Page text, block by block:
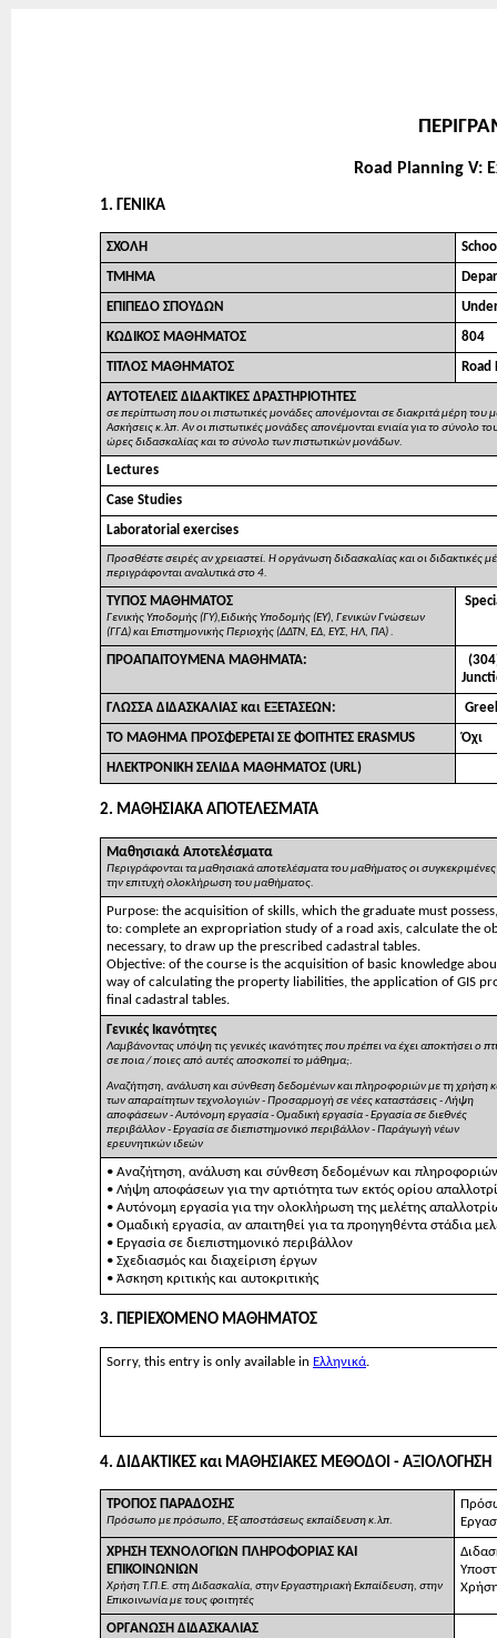
Road Planning V:
1. ΓΕΝΙΚΑ
ΣΧΟΛΗ
ΤΜΗΜΑ
ΕΠΙΠΕΔΟ ΣΠΟΥΔΩΝ
ΚΩΔΙΚΟΣ ΜΑΘΗΜΑΤΟΣ 804
ΤΙΤΛΟΣ ΜΑΘΗΜΑΤΟΣ
ΑΥΤΟΤΕΛΕΙΣ ΔΙΔΑΚΤΙΚΕΣ ΔΡΑΣΤΗΡΙΟΤΗΤΕΣ
σε περίπτωση που οι πιστωτικές μονάδες απονέμονται σε διακριτά μέρη του
Ασκήσεις κ.λπ. Αν οι πιστωτικές μονάδες απονέμονται ενιαία για το σύνολο
ώρες διδασκαλίας και το σύνολο των πιστωτικών μονάδων.
Lectures
Case Studies
Laboratorial exercises
Προσθέστε σειρές αν χρειαστεί. Η οργάνωση διδασκαλίας και οι διδακτικές
περιγράφονται αναλυτικά στο 4.
ΤΥΠΟΣ ΜΑΘΗΜΑΤΟΣ
Γενικής Υποδομής (ΓΥ),Ειδικής Υποδομής (ΕΥ), Γενικών Γνώσεων
(ΓΓΔ) και Επιστημονικής Περιοχής (ΔΔΤΝ, ΕΔ, ΕΥΣ, ΗΛ, ΠΑ) .
ΠΡΟΑΠΑΙΤΟΥΜΕΝΑ ΜΑΘΗΜΑΤΑ:
ΓΛΩΣΣΑ ΔΙΔΑΣΚΑΛΙΑΣ και ΕΞΕΤΑΣΕΩΝ:
ΤΟ ΜΑΘΗΜΑ ΠΡΟΣΦΕΡΕΤΑΙ ΣΕ ΦΟΙΤΗΤΕΣ ERASMUS Όχι
ΗΛΕΚΤΡΟΝΙΚΗ ΣΕΛΙΔΑ ΜΑΘΗΜΑΤΟΣ (URL)
2. ΜΑΘΗΣΙΑΚΑ ΑΠΟΤΕΛΕΣΜΑΤΑ
Μαθησιακά Αποτελέσματα
Περιγράφονται τα μαθησιακά αποτελέσματα του μαθήματος οι
την επιτυχή ολοκλήρωση του μαθήματος.
Purpose: the acquisition of skills, which the graduate must
to: complete an expropriation study of a road axis, calculate the
necessary, to draw up the prescribed cadastral tables.
Objective: of the course is the acquisition of basic knowledge
way of calculating the property liabilities, the application of GIS
final cadastral tables.
Γενικές Ικανότητες
Λαμβάνοντας υπόψη τις γενικές ικανότητες που πρέπει να έχει αποκτήσει
σε ποια / ποιες από αυτές αποσκοπεί το μάθημα;.
Αναζήτηση, ανάλυση και σύνθεση δεδομένων και πληροφοριών με τη χρήση
των απαραίτητων τεχνολογιών - Προσαρμογή σε νέες καταστάσεις - Λήψη
αποφάσεων - Αυτόνομη εργασία - Ομαδική εργασία - Εργασία σε διεθνές
περιβάλλον - Εργασία σε διεπιστημονικό περιβάλλον - Παράγωγή νέων
ερευνητικών ιδεών
• Αναζήτηση, ανάλυση και σύνθεση δεδομένων και
• Λήψη αποφάσεων για την αρτιότητα των εκτός ορίου
• Αυτόνομη εργασία για την ολοκλήρωση της μελέτης
• Ομαδική εργασία, αν απαιτηθεί για τα προηγηθέντα στάδια
• Εργασία σε διεπιστημονικό περιβάλλον
• Σχεδιασμός και διαχείριση έργων
• Άσκηση κριτικής και αυτοκριτικής
3. ΠΕΡΙΕΧΟΜΕΝΟ ΜΑΘΗΜΑΤΟΣ
Sorry, this entry is only available in Ελληνικά.
4. ΔΙΔΑΚΤΙΚΕΣ και ΜΑΘΗΣΙΑΚΕΣ ΜΕΘΟΔΟΙ - ΑΞΙΟΛΟΓΗΣΗ
ΤΡΟΠΟΣ ΠΑΡΑΔΟΣΗΣ
Πρόσωπο με πρόσωπο, Εξ αποστάσεως εκπαίδευση κ.λπ.
ΧΡΗΣΗ ΤΕΧΝΟΛΟΓΙΩΝ ΠΛΗΡΟΦΟΡΙΑΣ ΚΑΙ
ΕΠΙΚΟΙΝΩΝΙΩΝ
Χρήση Τ.Π.Ε. στη Διδασκαλία, στην Εργαστηριακή Εκπαίδευση, στην
Επικοινωνία με τους φοιτητές
ΟΡΓΑΝΩΣΗ ΔΙΔΑΣΚΑΛΙΑΣ